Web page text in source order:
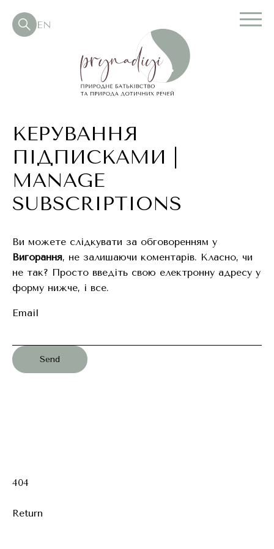
EN
КЕРУВАННЯ
ПІДПИСКАМИ |
MANAGE
SUBSCRIPTIONS
Ви можете слідкувати за обговоренням у
Вигорання, не залишаючи коментарів. Класно, чи
не так? Просто введіть свою електронну адресу у
форму нижче, і все.
Email
404
Return